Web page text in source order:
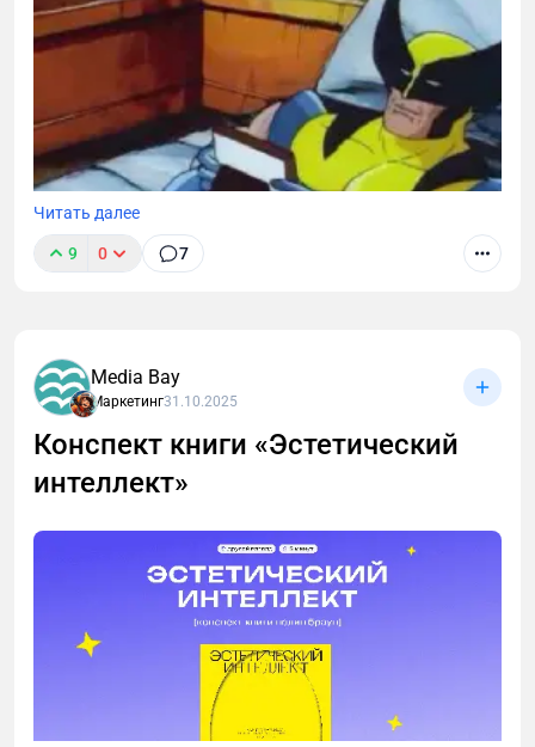
Читать далее
9 0 7
Media Bay
Маркетинг31.10.2025
Конспект книги «Эстетический
интеллект»